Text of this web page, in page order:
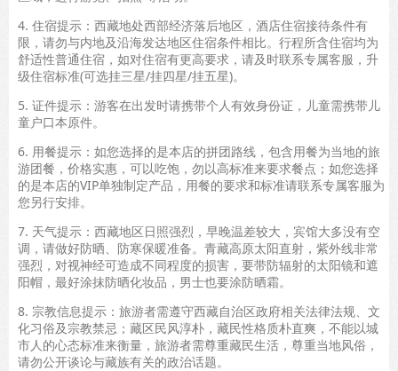
4. 住宿提示：西藏地处西部经济落后地区，酒店住宿接待条件有
限，请勿与内地及沿海发达地区住宿条件相比。行程所含住宿均为
舒适性普通住宿，如对住宿有更高要求，请及时联系专属客服，升
级住宿标准(可选挂三星/挂四星/挂五星)。
5. 证件提示：游客在出发时请携带个人有效身份证，儿童需携带儿
童户口本原件。
6. 用餐提示：如您选择的是本店的拼团路线，包含用餐为当地的旅
游团餐，价格实惠，可以吃饱，勿以高标准来要求餐点；如您选择
的是本店的VIP单独制定产品，用餐的要求和标准请联系专属客服为
您另行安排。
7. 天气提示：西藏地区日照强烈，早晚温差较大，宾馆大多没有空
调，请做好防晒、防寒保暖准备。青藏高原太阳直射，紫外线非常
强烈，对视神经可造成不同程度的损害，要带防辐射的太阳镜和遮
阳帽，最好涂抹防晒化妆品，男士也要涂防晒霜。
8. 宗教信息提示：旅游者需遵守西藏自治区政府相关法律法规、文
化习俗及宗教禁忌；藏区民风淳朴，藏民性格质朴直爽，不能以城
市人的心态标准来衡量，旅游者需尊重藏民生活，尊重当地风俗，
请勿公开谈论与藏族有关的政治话题。